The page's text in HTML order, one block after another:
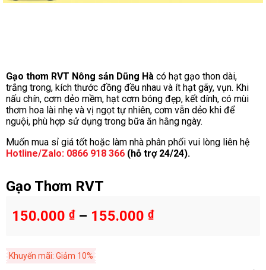
Gạo thơm RVT Nông sản Dũng Hà có hạt gạo thon dài,
trắng trong, kích thước đồng đều nhau và ít hạt gãy, vụn. Khi
nấu chín, cơm dẻo mềm, hạt cơm bóng đẹp, kết dính, có mùi
thơm hoa lài nhẹ và vị ngọt tự nhiên, cơm vẫn dẻo khi để
nguội, phù hợp sử dụng trong bữa ăn hằng ngày.
Muốn mua sỉ giá tốt hoặc làm nhà phân phối vui lòng liên hệ
Hotline/Zalo: 0866 918 366 (hỗ trợ 24/24).
Gạo Thơm RVT
150.000 ₫– 155.000 ₫
Khuyến mãi: Giảm 10%